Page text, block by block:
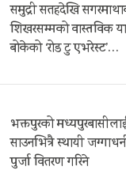
समुद्री सतहदेखि
शिखरसम्मको वास्तविक
बोकेको ‘रोड टु एभरेस्ट’…
भक्तपुरको
साउनभित्रै स्थायी
पुर्जा वितरण गरिने